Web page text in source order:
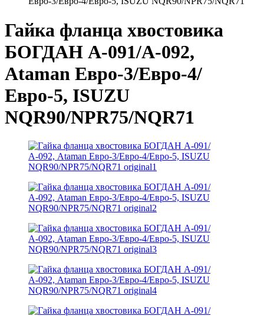
Гайка фланца хвостовика
БОГДАН А-091/А-092,
Ataman Евро-3/Евро-4/
Евро-5, ISUZU
NQR90/NPR75/NQR71